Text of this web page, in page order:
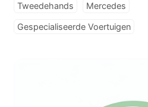
Tweedehands Mercedes
Gespecialiseerde Voertuigen